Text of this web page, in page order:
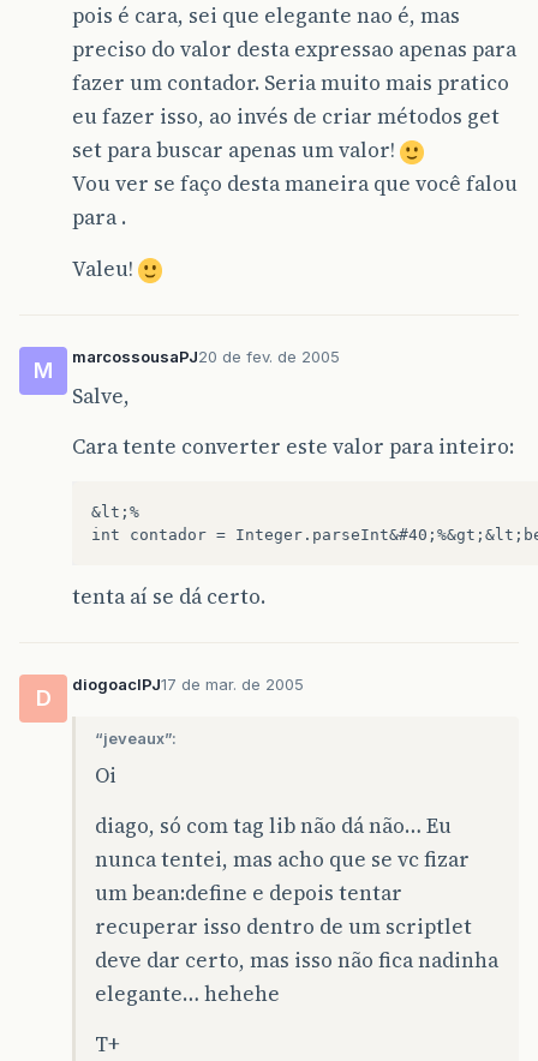
pois é cara, sei que elegante nao é, mas
preciso do valor desta expressao apenas para
fazer um contador. Seria muito mais pratico
eu fazer isso, ao invés de criar métodos get
set para buscar apenas um valor!
Vou ver se faço desta maneira que você falou
para .
Valeu!
M
marcossousaPJ20 de fev. de 2005
Salve,
Cara tente converter este valor para inteiro:
&lt;%
tenta aí se dá certo.
D
diogoaclPJ17 de mar. de 2005
“jeveaux”:
Oi
diago, só com tag lib não dá não… Eu
nunca tentei, mas acho que se vc fizar
um bean:define e depois tentar
recuperar isso dentro de um scriptlet
deve dar certo, mas isso não fica nadinha
elegante… hehehe
T+